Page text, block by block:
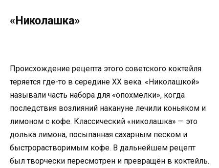
«Николашка»
Происхождение рецепта этого советского коктейля
теряется где-то в середине XX века. «Николашкой»
называли часть набора для «опохмелки», когда
последствия возлияний накануне лечили коньяком и
лимоном с кофе. Классический «николашка» — это
долька лимона, посыпанная сахарным песком и
быстрорастворимым кофе. В дальнейшем рецепт
был творчески пересмотрен и превращён в коктейль.